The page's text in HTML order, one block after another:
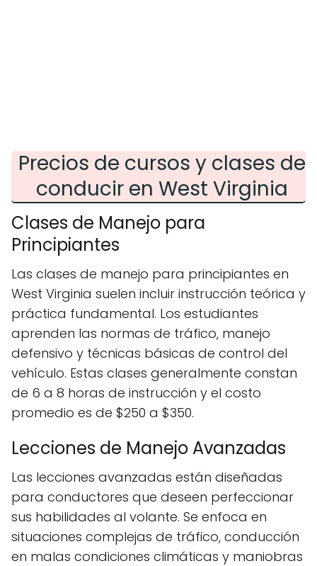
Precios de cursos y clases de
conducir en West Virginia
Clases de Manejo para
Principiantes
Las clases de manejo para principiantes en
West Virginia suelen incluir instrucción teórica y
práctica fundamental. Los estudiantes
aprenden las normas de tráfico, manejo
defensivo y técnicas básicas de control del
vehículo. Estas clases generalmente constan
de 6 a 8 horas de instrucción y el costo
promedio es de $250 a $350.
Lecciones de Manejo Avanzadas
Las lecciones avanzadas están diseñadas
para conductores que deseen perfeccionar
sus habilidades al volante. Se enfoca en
situaciones complejas de tráfico, conducción
en malas condiciones climáticas y maniobras